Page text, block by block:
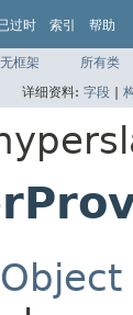
过时 索引 帮助
无框架
所有类
详细资料: 字段 |